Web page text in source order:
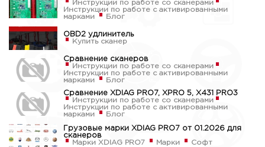
Инструкции по работе со сканерами
Инструкции по работе с активированными
марками
Блог
OBD2 удлинитель
Купить сканер
Сравнение сканеров
Инструкции по работе со сканерами
Инструкции по работе с активированными
марками
Блог
Сравнение XDIAG PRO7, XPRO 5, X431 PRO3
Инструкции по работе со сканерами
Инструкции по работе с активированными
марками
Блог
Грузовые марки XDIAG PRO7 от 01.2026 для
сканеров
Марки XDIAG PRO7
Марки Софт